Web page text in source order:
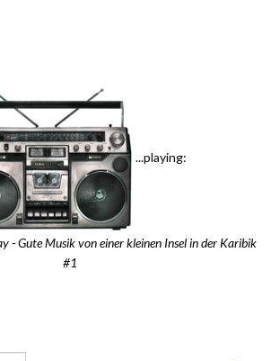
...playing:
- Gute Musik von einer kleinen Insel in der Karibik
#1